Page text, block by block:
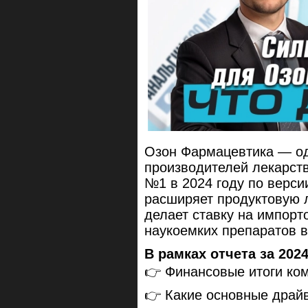
Oзон Фармацевтика —
производителей
№1 в 2024 году по
расширяет продуктовую
делает ставку на
наукоемких препаратов
В рамках отчета за
👉 Финансовые итоги
👉 Какие основные